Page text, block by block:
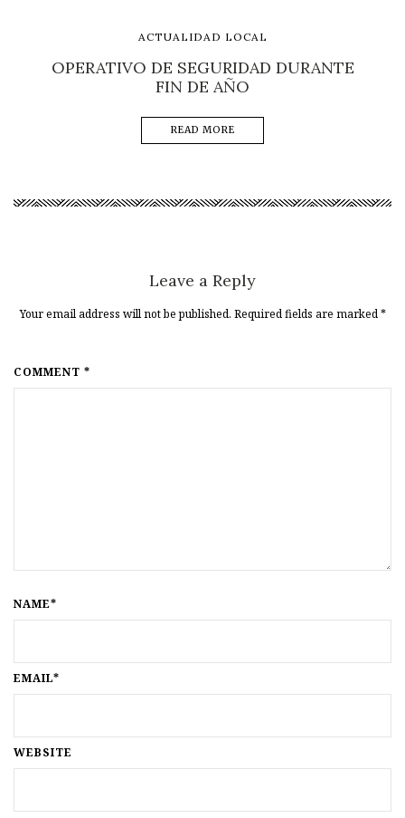
ACTUALIDAD LOCAL
OPERATIVO DE SEGURIDAD DURANTE
FIN DE AÑO
READ MORE
Leave a Reply
Your email address will not be published. Required fields are marked*
COMMENT *
NAME*
EMAIL*
WEBSITE